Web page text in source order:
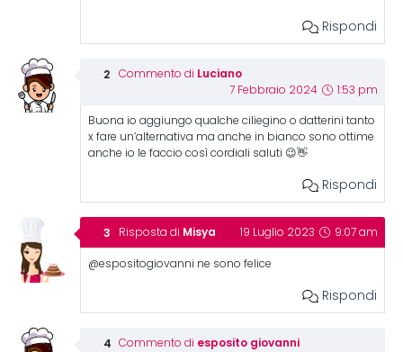
Rispondi
Commento di Luciano
7 Febbraio 2024 1:53 pm
Buona io aggiungo qualche ciliegino o datterini tanto
x fare un’alternativa ma anche in bianco sono ottime
anche io le faccio così cordiali saluti 😉👋
Rispondi
Risposta di Misya 19 Luglio 2023 9:07 am
@espositogiovanni ne sono felice
Rispondi
Commento di esposito giovanni